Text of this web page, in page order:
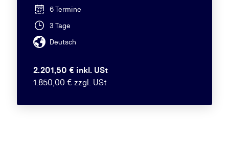
6 Termine
3 Tage
Deutsch
2.201,50 € inkl. USt
1.850,00 € zzgl. USt